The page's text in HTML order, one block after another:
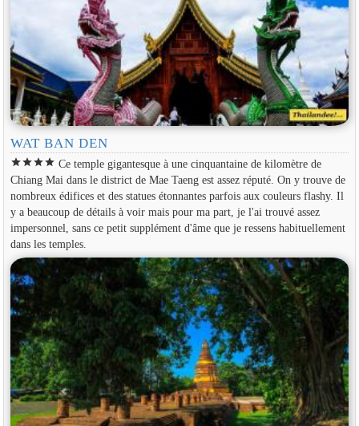
WAT BAN DEN
starstarstarstar Ce temple gigantesque à une cinquantaine de kilomètre de
Chiang Mai dans le district de Mae Taeng est assez réputé. On y trouve de
nombreux édifices et des statues étonnantes parfois aux couleurs flashy. Il
y a beaucoup de détails à voir mais pour ma part, je l'ai trouvé assez
impersonnel, sans ce petit supplément d'âme que je ressens habituellement
dans les temples.